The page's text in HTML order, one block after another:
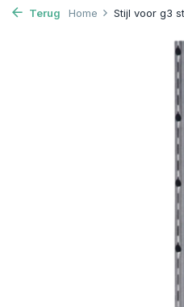
Terug Home Stijl voor g3